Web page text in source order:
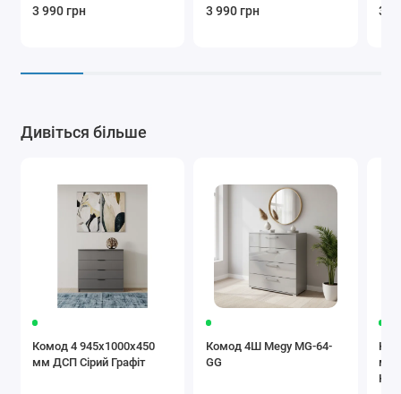
3 990 грн 3 990 грн 3
Дивіться більше
Комод 4 945х1000х450
мм ДСП Сірий Графіт
Комод 4Ш Megy MG-64-
GG
мм